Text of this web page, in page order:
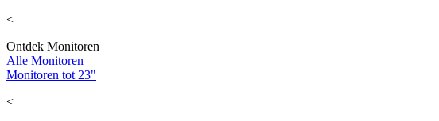
<
Ontdek Monitoren
Alle Monitoren
Monitoren tot 23"
<